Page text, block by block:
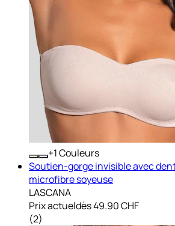
+ Couleurs
Soutien-gorge invisible avec
microfibre soyeuse
LASCANA
Prix actueldès49.90 CHF
(2)